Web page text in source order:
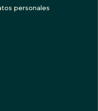
personales